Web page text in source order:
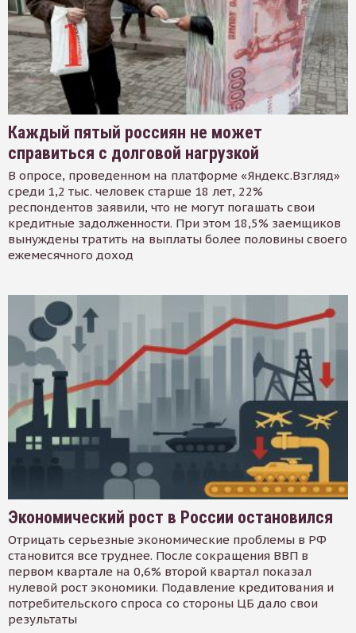
Каждый пятый россиян не может
справиться с долговой нагрузкой
В опросе, проведенном на платформе «Яндекс.Взгляд»
среди 1,2 тыс. человек старше 18 лет, 22%
респондентов заявили, что не могут погашать свои
кредитные задолженности. При этом 18,5% заемщиков
вынуждены тратить на выплаты более половины своего
ежемесячного доход
Экономический рост в России остановился
Отрицать серьезные экономические проблемы в РФ
становится все труднее. После сокращения ВВП в
первом квартале на 0,6% второй квартал показал
нулевой рост экономики. Подавление кредитования и
потребительского спроса со стороны ЦБ дало свои
результаты